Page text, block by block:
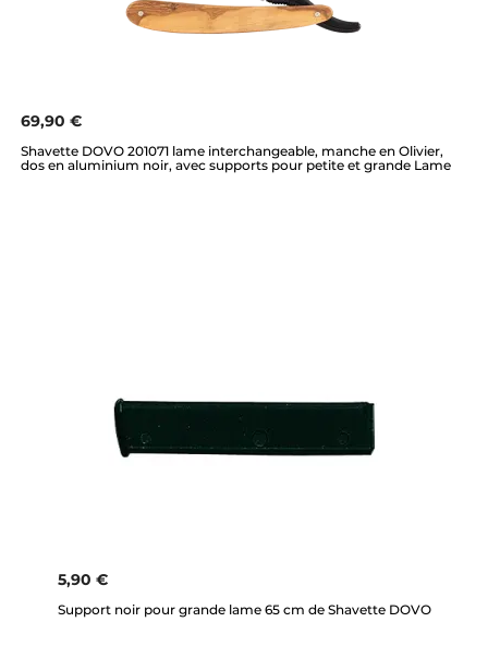
69,90 €
Shavette DOVO 201071 lame interchangeable, manche en Olivier,
dos en aluminium noir, avec supports pour petite et grande Lame
5,90 €
Support noir pour grande lame 65 cm de Shavette DOVO